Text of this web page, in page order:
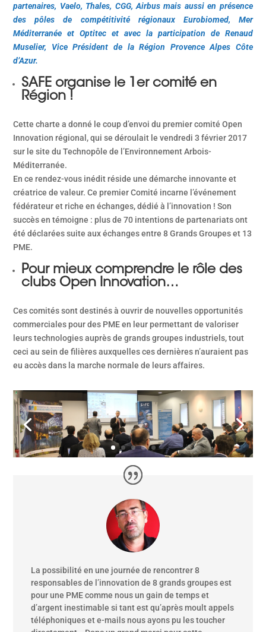
partenaires, Vaelo, Thales, CGG, Airbus mais aussi en présence
des pôles de compétitivité régionaux Eurobiomed, Mer
Méditerranée et Optitec et avec la participation de Renaud
Muselier, Vice Président de la Région Provence Alpes Côte
d’Azur.
SAFE organise le 1er comité en
Région !
Cette charte a donné le coup d’envoi du premier comité Open
Innovation régional, qui se déroulait le vendredi 3 février 2017
sur le site du Technopôle de l’Environnement Arbois-
Méditerranée.
En ce rendez-vous inédit réside une démarche innovante et
créatrice de valeur. Ce premier Comité incarne l’événement
fédérateur et riche en échanges, dédié à l’innovation ! Son
succès en témoigne : plus de 70 intentions de partenariats ont
été déclarées suite aux échanges entre 8 Grands Groupes et 13
PME.
Pour mieux comprendre le rôle des
clubs Open Innovation…
Ces comités sont destinés à ouvrir de nouvelles opportunités
commerciales pour des PME en leur permettant de valoriser
leurs technologies auprès de grands groupes industriels, tout
ceci au sein de filières auxquelles ces dernières n’auraient pas
eu accès dans la marche normale de leurs affaires.
La possibilité en une journée de rencontrer 8
responsables de l’innovation de 8 grands groupes est
pour une PME comme nous un gain de temps et
d’argent inestimable si tant est qu’après moult appels
téléphoniques et e-mails nous ayons pu les toucher